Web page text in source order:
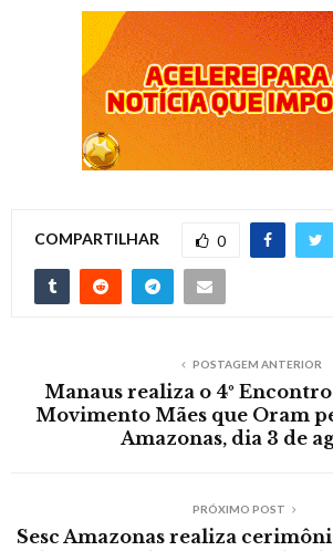
COMPARTILHAR 0
POSTAGEM ANTERIOR
Manaus realiza o 4º
Movimento Mães que Oram
Amazonas, dia 3 de
PRÓXIMO POST
Sesc Amazonas realiza